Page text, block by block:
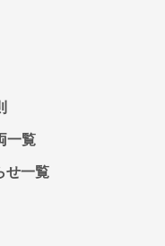
一覧
せ一覧